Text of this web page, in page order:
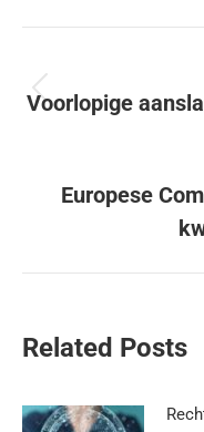
Voorlopige
Europese
Related Posts